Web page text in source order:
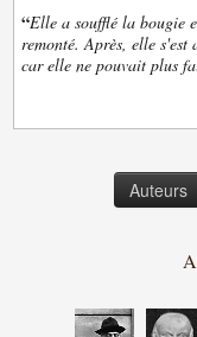
“Elle a soufflé la bougie
remonté. Après, elle
car elle ne pouvait plus
Auteurs